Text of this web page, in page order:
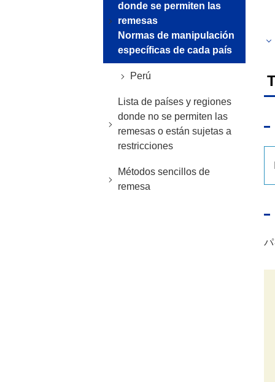
donde se permiten las
remesas
Normas de manipulación
específicas de cada país
Perú
Lista de países y regiones
donde no se permiten las
remesas o están sujetas a
restricciones
Métodos sencillos de
remesa